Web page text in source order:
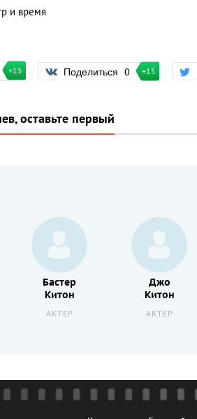
и время
+15 Поделиться 0 +15
оставьте первый
Бастер
Китон
АКТЕР
Джо
Китон
АКТЕР